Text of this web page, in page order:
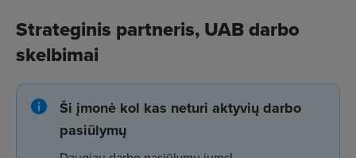
Strateginis partneris, UAB darbo
skelbimai
Ši įmonė kol kas neturi aktyvių darbo
pasiūlymų